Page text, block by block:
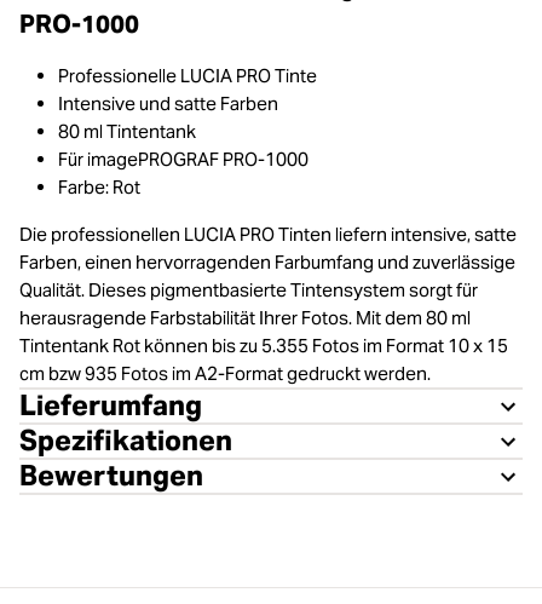
PRO-1000
Professionelle LUCIA PRO Tinte
Intensive und satte Farben
80 ml Tintentank
Für imagePROGRAF PRO-1000
Farbe: Rot
Die professionellen LUCIA PRO Tinten liefern intensive, satte
Farben, einen hervorragenden Farbumfang und zuverlässige
Qualität. Dieses pigmentbasierte Tintensystem sorgt für
herausragende Farbstabilität Ihrer Fotos. Mit dem 80 ml
Tintentank Rot können bis zu 5.355 Fotos im Format 10 x 15
cm bzw 935 Fotos im A2-Format gedruckt werden.
Lieferumfang
Spezifikationen
Bewertungen